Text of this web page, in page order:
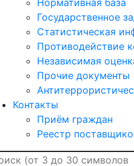
Нормативная база
Государственное
Статистическая
Противодействие
Независимая
Прочие документы
Контакты
Приём граждан
Реестр